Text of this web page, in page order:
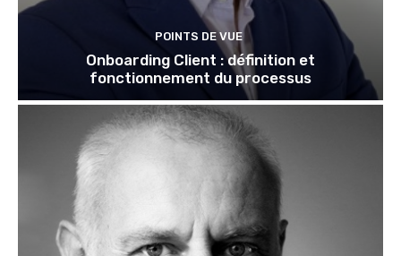
POINTS DE VUE
Onboarding Client : définition et
fonctionnement du processus